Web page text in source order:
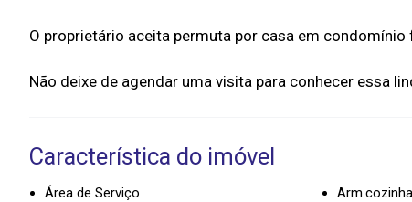
O proprietário aceita permuta por casa em condomínio
Característica do imóvel
Área de Serviço Arm.cozinha